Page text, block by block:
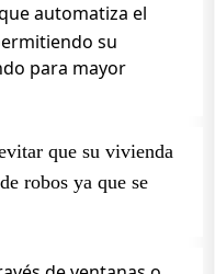
automatiza el
su
para mayor
que su vivienda
robos ya que se